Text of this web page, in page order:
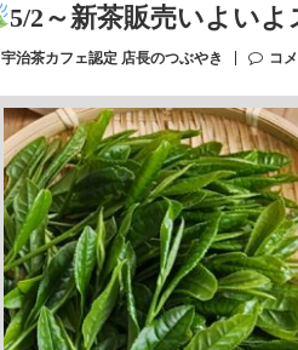
5/2～新茶販売いよいよ
宇治茶カフェ認定 店長のつぶやき コ